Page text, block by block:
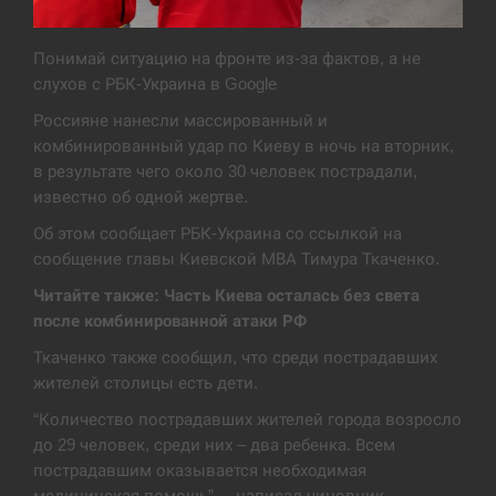
Экс-послу в США Стефанишиной вручили новое
СЕРПЕНЬ
У Росії розгортається ракетний підрозділ КНДР –
Reuters
СЕРПЕНЬ
14:23
хотя у партнеров они…
СЕРПЕНЬ
14:10
збільшення потоку води до…
СЕРПЕНЬ
Понимай ситуацию на фронте из-за фактов, а не
слухов с РБК-Украина в Google
Россияне нанесли массированный и
комбинированный удар по Киеву в ночь на вторник,
в результате чего около 30 человек пострадали,
известно об одной жертве.
Об этом сообщает РБК-Украина со ссылкой на
сообщение главы Киевской МВА Тимура Ткаченко.
Читайте также: Часть Киева осталась без света
после комбинированной атаки РФ
Ткаченко также сообщил, что среди пострадавших
жителей столицы есть дети.
“Количество пострадавших жителей города возросло
до 29 человек, среди них – два ребенка. Всем
пострадавшим оказывается необходимая